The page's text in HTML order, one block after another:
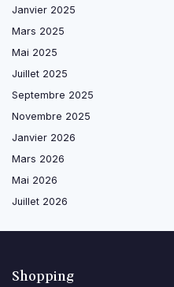
Janvier 2025
Mars 2025
Mai 2025
Juillet 2025
Septembre 2025
Novembre 2025
Janvier 2026
Mars 2026
Mai 2026
Juillet 2026
Shopping